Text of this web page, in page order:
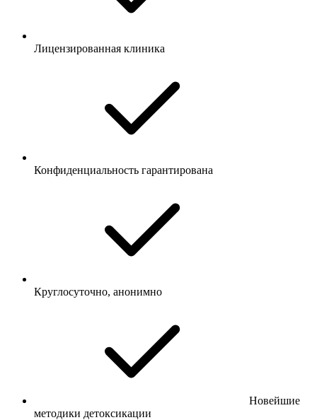
Лицензированная клиника
Конфиденциальность гарантирована
Круглосуточно, анонимно
Новейшие
методики детоксикации